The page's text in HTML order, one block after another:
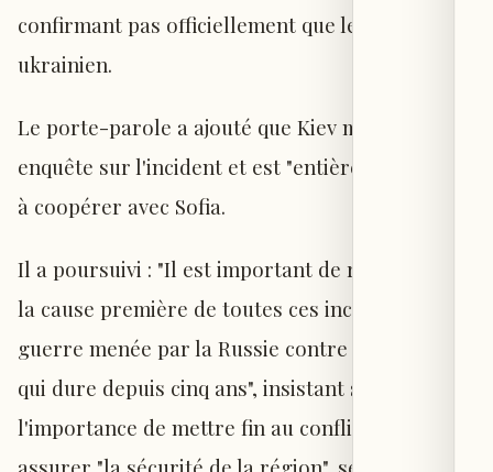
confirmant pas officiellement que le drone était
ukrainien.
Le porte-parole a ajouté que Kiev mène une
enquête sur l'incident et est "entièrement prête"
à coopérer avec Sofia.
Il a poursuivi : "Il est important de rappeler que
la cause première de toutes ces incidents est la
guerre menée par la Russie contre l'Ukraine,
qui dure depuis cinq ans", insistant sur
l'importance de mettre fin au conflit pour